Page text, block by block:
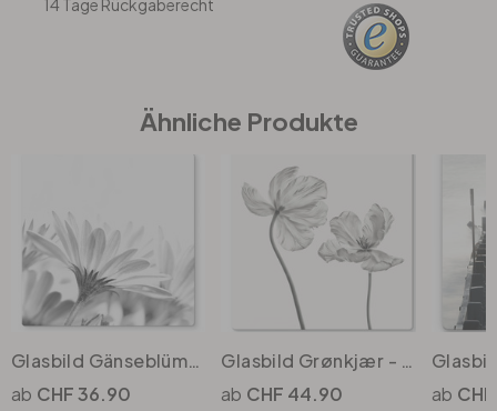
14 Tage Rückgaberecht
Ähnliche Produkte
Glasbild Gänseblümchen im Detail - quadratisch
CHF 36.90
Glasbild Grønkjær - Tulpenblüte
CHF 44.90